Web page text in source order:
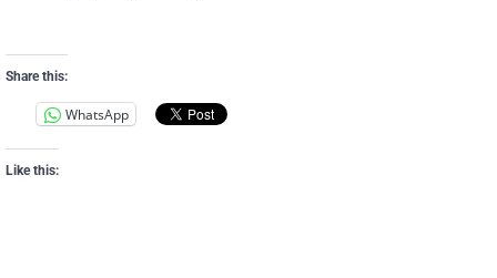
Share this:
WhatsApp
Like this: